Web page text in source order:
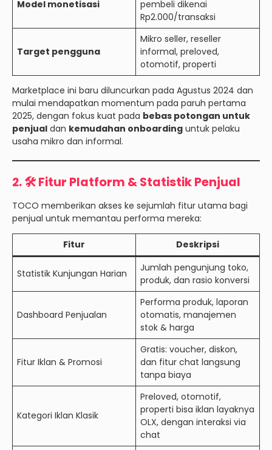
Model monetisasi
pembeli dikenai
Rp2.000/transaksi
Target pengguna
Mikro seller, reseller
informal, preloved,
otomotif, properti
Marketplace ini baru diluncurkan pada Agustus 2024 dan
mulai mendapatkan momentum pada paruh pertama
2025, dengan fokus kuat pada bebas potongan untuk
penjual dan kemudahan onboarding untuk pelaku
usaha mikro dan informal.
2. 🛠️ Fitur Platform & Statistik Penjual
TOCO memberikan akses ke sejumlah fitur utama bagi
penjual untuk memantau performa mereka:
Fitur Deskripsi
Statistik Kunjungan Harian
Jumlah pengunjung toko,
produk, dan rasio konversi
Dashboard Penjualan
Performa produk, laporan
otomatis, manajemen
stok & harga
Fitur Iklan & Promosi
Gratis: voucher, diskon,
dan fitur chat langsung
tanpa biaya
Kategori Iklan Klasik
Preloved, otomotif,
properti bisa iklan layaknya
OLX, dengan interaksi via
chat